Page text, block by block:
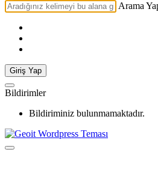
Arama
Giriş Yap
Bildirimler
Bildiriminiz bulunmamaktadır.